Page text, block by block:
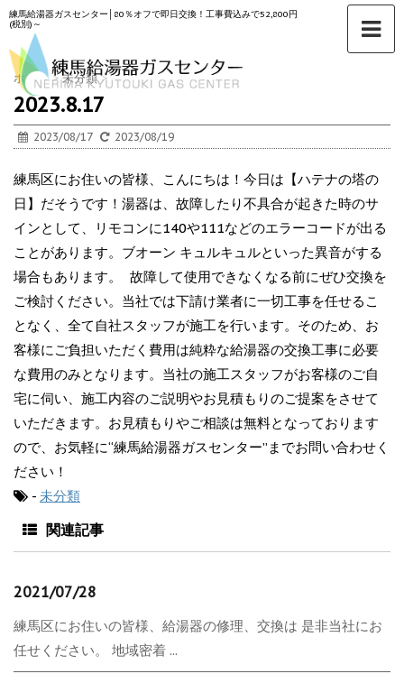
練馬給湯器ガスセンター│80％オフで即日交換！工事費込みで52,800円
(税別)～
ホーム >未分類 >
2023.8.17
2023/08/17 2023/08/19
練馬区にお住いの皆様、こんにちは！今日は【ハテナの塔の
日】だそうです！湯器は、故障したり不具合が起きた時のサ
インとして、リモコンに140や111などのエラーコードが出る
ことがあります。ブオーン キュルキュルといった異音がする
場合もあります。 故障して使用できなくなる前にぜひ交換を
ご検討ください。当社では下請け業者に一切工事を任せるこ
となく、全て自社スタッフが施工を行います。そのため、お
客様にご負担いただく費用は純粋な給湯器の交換工事に必要
な費用のみとなります。当社の施工スタッフがお客様のご自
宅に伺い、施工内容のご説明やお見積もりのご提案をさせて
いただきます。お見積もりやご相談は無料となっております
ので、お気軽に“練馬給湯器ガスセンター”までお問い合わせく
ださい！
- 未分類
関連記事
2021/07/28
練馬区にお住いの皆様、給湯器の修理、交換は 是非当社にお
任せください。 地域密着 ...